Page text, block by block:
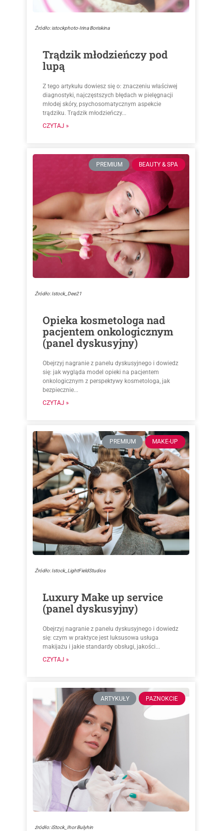
Źródło: istockphoto-Irina Boriskina
Trądzik młodzieńczy pod
lupą
Z tego artykułu dowiesz się o: znaczeniu właściwej
diagnostyki, najczęstszych błędach w pielęgnacji
młodej skóry, psychosomatycznym aspekcie
trądziku. Trądzik młodzieńczy...
CZYTAJ »
PREMIUM BEAUTY & SPA
Źródło: Istock_Dee21
Opieka kosmetologa nad
pacjentem onkologicznym
(panel dyskusyjny)
Obejrzyj nagranie z panelu dyskusyjnego i dowiedz
się: jak wygląda model opieki na pacjentem
onkologicznym z perspektywy kosmetologa, jak
bezpiecznie...
CZYTAJ »
PREMIUM MAKE-UP
Źródło: Istock_LightFieldStudios
Luxury Make up service
(panel dyskusyjny)
Obejrzyj nagranie z panelu dyskusyjnego i dowiedz
się: czym w praktyce jest luksusowa usługa
makijażu i jakie standardy obsługi, jakości...
CZYTAJ »
ARTYKUŁY PAZNOKCIE
źródło: iStock_Ihor Bulyhin